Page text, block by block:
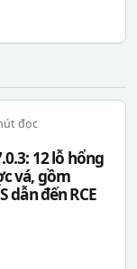
đọc
12 lỗ hổng
vá, gồm
dẫn đến RCE